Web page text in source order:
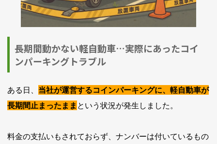
長期間動かない軽自動車…実際にあったコイ
ンパーキングトラブル
ある日、 当社が運営するコインパーキングに、軽自動車が
長期間止まったまま という状況が発生しました。
料金の支払いもされておらず、ナンバーは付いているもの